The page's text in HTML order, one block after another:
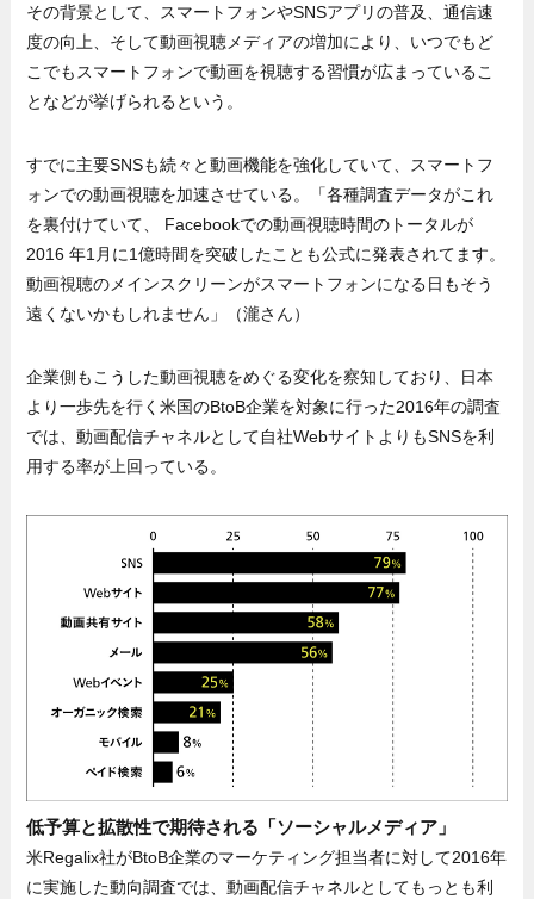
その背景として、スマートフォンやSNSアプリの普及、通信速
度の向上、そして動画視聴メディアの増加により、いつでもど
こでもスマートフォンで動画を視聴する習慣が広まっているこ
となどが挙げられるという。
すでに主要SNSも続々と動画機能を強化していて、スマートフ
ォンでの動画視聴を加速させている。「各種調査データがこれ
を裏付けていて、 Facebookでの動画視聴時間のトータルが
2016 年1月に1億時間を突破したことも公式に発表されてます。
動画視聴のメインスクリーンがスマートフォンになる日もそう
遠くないかもしれません」（瀧さん）
企業側もこうした動画視聴をめぐる変化を察知しており、日本
より一歩先を行く米国のBtoB企業を対象に行った2016年の調査
では、動画配信チャネルとして自社WebサイトよりもSNSを利
用する率が上回っている。
低予算と拡散性で期待される「ソーシャルメディア」
米Regalix社がBtoB企業のマーケティング担当者に対して2016年
に実施した動向調査では、動画配信チャネルとしてもっとも利